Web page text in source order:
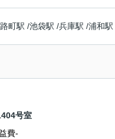
町駅 /池袋駅 /兵庫駅 /浦和駅
号室
費-